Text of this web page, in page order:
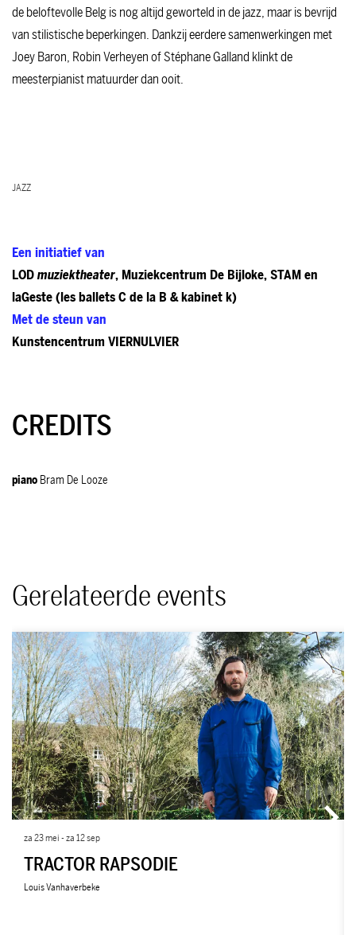
de beloftevolle Belg is nog altijd geworteld in de jazz, maar is bevrijd
van stilistische beperkingen. Dankzij eerdere samenwerkingen met
Joey Baron, Robin Verheyen of Stéphane Galland klinkt de
meesterpianist matuurder dan ooit.
JAZZ
Een initiatief van
LODmuziektheater, Muziekcentrum De Bijloke, STAM en
laGeste (les ballets C de la B & kabinet k)
Met de steun van
Kunstencentrum VIERNULVIER
CREDITS
piano Bram De Looze
Gerelateerde events
TRACTOR RAPSODIE
Louis Vanhaverbeke
za 23 mei-za 12 sep